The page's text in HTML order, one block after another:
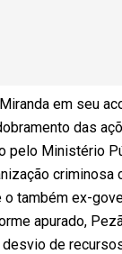
em seu
das
pelo Ministério
criminosa
também ex-
apurado,
de